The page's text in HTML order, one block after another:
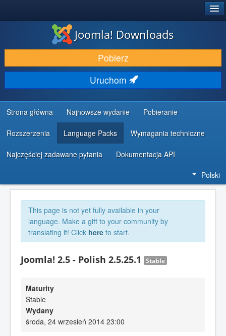
DODATKI I ROZSZERZENIA
ODKRYJ & POZNAJ
SPOŁECZNOŚĆ & WSPARCIE
ZASOBY DLA PROGRAMISTÓW
Joomla! Downloads
Pobierz
Uruchom
Strona główna Najnowsze wydanie Pobieranie
Rozszerzenia Language Packs Wymagania techniczne
Najczęściej zadawane pytania Dokumentacja API
Polski
This page is not yet fully available in your
language. Make a gift to your community by
translating it! Click here to start.
Joomla! 2.5 - Polish 2.5.25.1 Stable
Maturity
Stable
Wydany
środa, 24 wrzesień 2014 23:00